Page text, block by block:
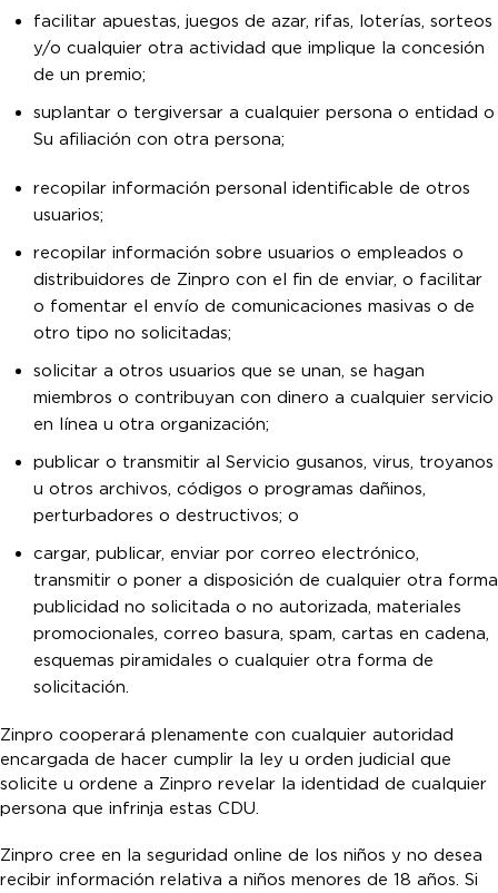
facilitar apuestas, juegos de azar, rifas, loterías, sorteos
y/o cualquier otra actividad que implique la concesión
de un premio;
suplantar o tergiversar a cualquier persona o entidad o
Su afiliación con otra persona;
recopilar información personal identificable de otros
usuarios;
recopilar información sobre usuarios o empleados o
distribuidores de Zinpro con el fin de enviar, o facilitar
o fomentar el envío de comunicaciones masivas o de
otro tipo no solicitadas;
solicitar a otros usuarios que se unan, se hagan
miembros o contribuyan con dinero a cualquier servicio
en línea u otra organización;
publicar o transmitir al Servicio gusanos, virus, troyanos
u otros archivos, códigos o programas dañinos,
perturbadores o destructivos; o
cargar, publicar, enviar por correo electrónico,
transmitir o poner a disposición de cualquier otra forma
publicidad no solicitada o no autorizada, materiales
promocionales, correo basura, spam, cartas en cadena,
esquemas piramidales o cualquier otra forma de
solicitación.
Zinpro cooperará plenamente con cualquier autoridad
encargada de hacer cumplir la ley u orden judicial que
solicite u ordene a Zinpro revelar la identidad de cualquier
persona que infrinja estas CDU.
Zinpro cree en la seguridad online de los niños y no desea
recibir información relativa a niños menores de 18 años. Si